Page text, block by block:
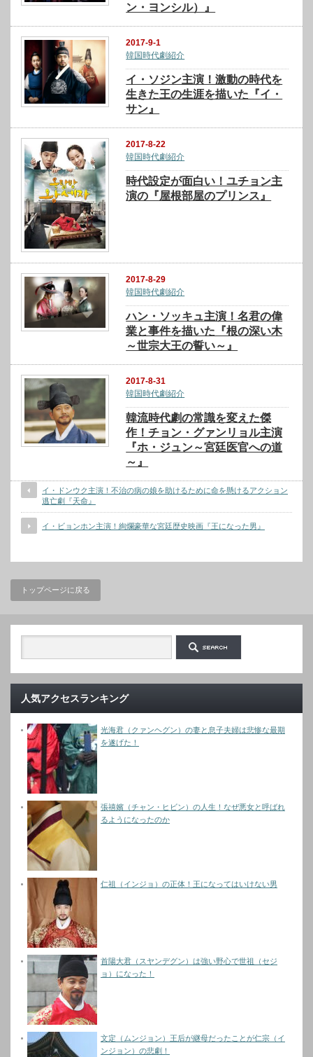
ン・ヨンシル）』
2017-9-1
韓国時代劇紹介
イ・ソジン主演！激動の時代を
生きた王の生涯を描いた『イ・
サン』
2017-8-22
韓国時代劇紹介
時代設定が面白い！ユチョン主
演の『屋根部屋のプリンス』
2017-8-29
韓国時代劇紹介
ハン・ソッキュ主演！名君の偉
業と事件を描いた『根の深い木
～世宗大王の誓い～』
2017-8-31
韓国時代劇紹介
韓流時代劇の常識を変えた傑
作！チョン・グァンリョル主演
『ホ・ジュン～宮廷医官への道
～』
イ・ドンウク主演！不治の病の娘を助けるために命を懸けるアクション
逃亡劇『天命』
イ・ビョンホン主演！絢爛豪華な宮廷歴史映画『王になった男』
トップページに戻る
人気アクセスランキング
光海君（クァンヘグン）の妻と息子夫婦は悲惨な最期
を遂げた！
張禧嬪（チャン・ヒビン）の人生！なぜ悪女と呼ばれ
るようになったのか
仁祖（インジョ）の正体！王になってはいけない男
首陽大君（スヤンデグン）は強い野心で世祖（セジ
ョ）になった！
文定（ムンジョン）王后が継母だったことが仁宗（イ
ンジョン）の悲劇！